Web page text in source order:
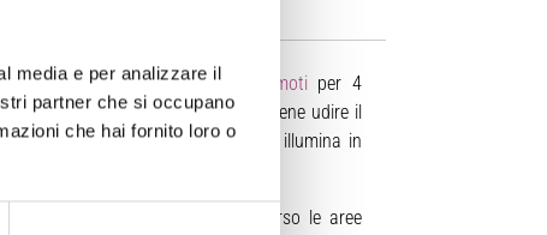
media e per analizzare il
partner che si occupano
che hai fornito loro o
dellaRete Nazionale Terremoti per 4
sono state accelerate per potrene udire il
un punto luminoso che si illumina in
segnale dalla zona epicentrale verso le aree